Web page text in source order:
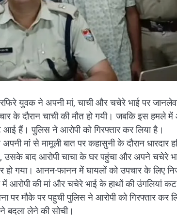
युवक ने अपनी मां, चाची और चचेरे भाई पर
के दौरान चाची की मौत हो गयी। जबकि इस हमले में
हैं। पुलिस ने आरोपी को गिरफ्तार कर लिया है।
मां से मामूली बात पर कहासुनी के दौरान धारदार
बाद आरोपी चाचा के घर पहुंचा और अपने चचेरे
हो गया। आनन-फानन में घायलों को उपचार के लिए
में आरोपी की मां और चचेरे भाई के हाथों की उंगलियां
मौके पर पहुची पुलिस ने आरोपी को गिरफ्तार कर
बदला लेने की सोची।